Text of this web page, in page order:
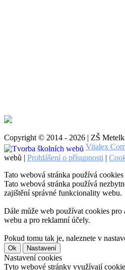
Copyright © 2014 - 2026 | ZŠ
Vitalex
webů | Prohlášení o přísupnosti |
Tato webová stránka používá cookies
Tato webová stránka používá
zajištění správné funkcionality webu.
Dále může web používat cookies
webu a pro reklamní účely.
Pokud tomu tak je, naleznete v
Ok Nastavení
Nastavení cookies
Tyto webové stránky využívají